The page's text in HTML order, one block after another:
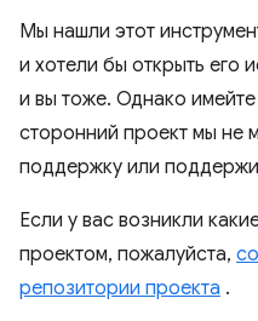
Мы нашли этот
и хотели бы открыть его
и вы тоже. Однако имейте
сторонний проект мы не
поддержку или
Если у вас возникли
проектом, пожалуйста,
репозитории проекта .